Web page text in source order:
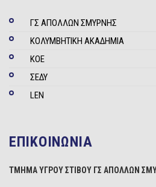
ΓΣ ΑΠΟΛΛΩΝ ΣΜΥΡΝΗΣ
ΚΟΛΥΜΒΗΤΙΚΗ ΑΚΑΔΗΜΙΑ
ΚΟΕ
ΣΕΔΥ
LEN
ΕΠΙΚΟΙΝΩΝΙΑ
ΤΜΗΜΑ ΥΓΡΟΥ ΣΤΙΒΟΥ ΓΣ ΑΠΟΛΛΩΝ